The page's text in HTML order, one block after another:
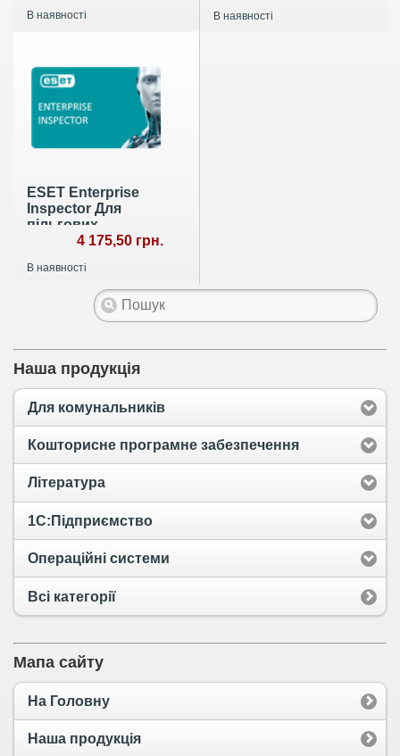
В наявності
державних
В наявності
ESET Enterprise
Inspector Для
пільгових
організацій та
установ
4 175,50 грн.
В наявності
Наша продукція
Для комунальників
Кошторисне програмне забезпечення
Література
1С:Підприємство
Операційні системи
Всі категорії
Мапа сайту
На Головну
Наша продукція